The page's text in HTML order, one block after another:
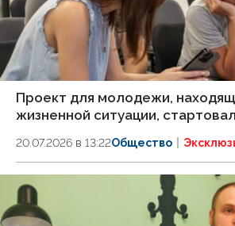
Проект для молодежи,
жизненной ситуации,
20.07.2026 в 13:22Общество